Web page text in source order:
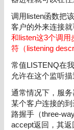
调用listen函数把
客户的外来连接就
和listen这3个调
符（listening
常值LISTENQ在
允许在这个监听
通常情况下，服
某个客户连接的
路握手（three-
accept返回，其